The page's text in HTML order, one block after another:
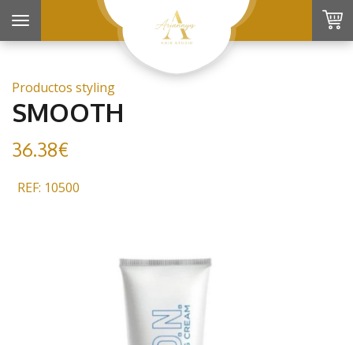
Toggle
navigation
Productos styling
SMOOTH
36.38€
REF: 10500